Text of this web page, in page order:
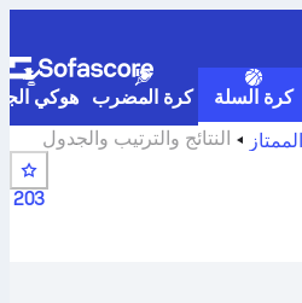
كرة السلة كرة المضرب
هوكي
النتائج والترتيب والجدول
203